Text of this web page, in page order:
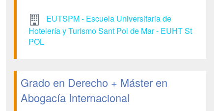
EUTSPM - Escuela Universitaria de
Hotelería y Turismo Sant Pol de Mar - EUHT St
POL
Grado en Derecho + Máster en
Abogacía Internacional